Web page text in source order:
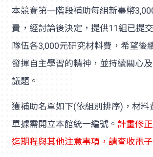
本競賽第一階段補助每組新臺幣
費，經討論後決定，提供11組已提
隊伍各3,000元研究材料費，希望後
發揮自主學習的精神，並持續關心
議題。
獲補助名單如下(依組別排序)，材料
單據需開立本館統一編號。 計畫修
迄期程與其他注意事項，請查收電